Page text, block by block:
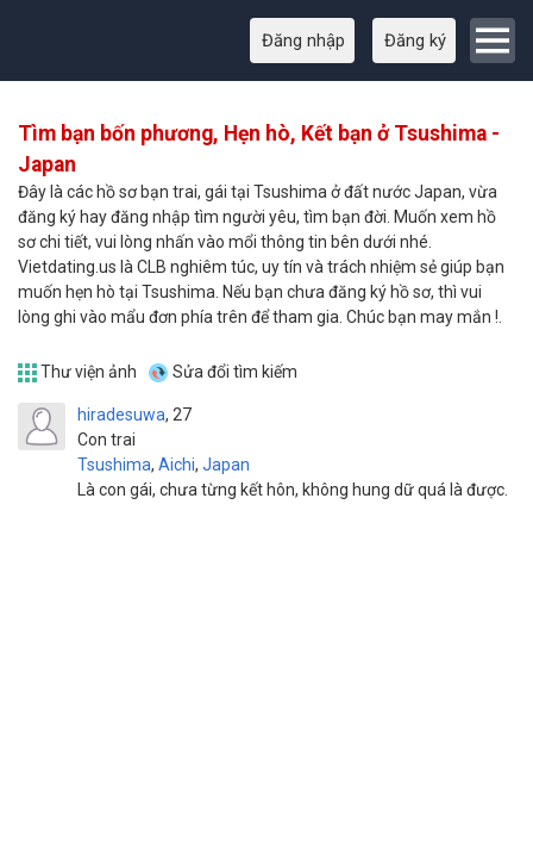
Đăng nhập Đăng ký
Tìm bạn bốn phương, Hẹn hò, Kết bạn ở Tsushima -
Japan
Đây là các hồ sơ bạn trai, gái tại Tsushima ở đất nước Japan, vừa
đăng ký hay đăng nhập tìm người yêu, tìm bạn đời. Muốn xem hồ
sơ chi tiết, vui lòng nhấn vào mổi thông tin bên dưới nhé.
Vietdating.us là CLB nghiêm túc, uy tín và trách nhiệm sẻ giúp bạn
muốn hẹn hò tại Tsushima. Nếu bạn chưa đăng ký hồ sơ, thì vui
lòng ghi vào mẩu đơn phía trên để tham gia. Chúc bạn may mắn !.
Thư viện ảnh Sửa đổi tìm kiếm
hiradesuwa
Con trai
27
Tsushima, Aichi, Japan
Là con gái, chưa từng kết hôn, không hung dữ quá là được.